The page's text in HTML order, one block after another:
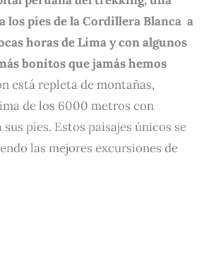
los pies de la Cordillera Blanca a
horas de Lima y con algunos
bonitos que jamás hemos
está repleta de montañas,
de los 6000 metros con
sus pies. Estos paisajes únicos se
las mejores excursiones de